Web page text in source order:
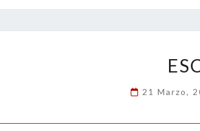
o
n
ar
21 Marzo,